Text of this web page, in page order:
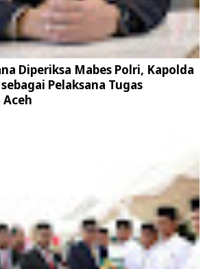
Diperiksa Mabes Polri, Kapolda
Pelaksana Tugas